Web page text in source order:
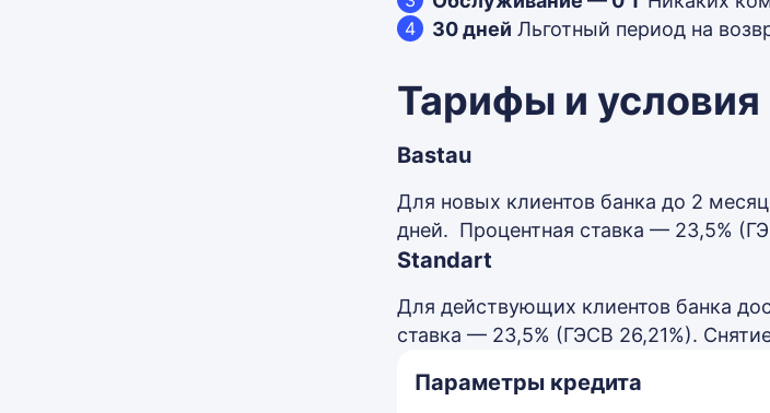
30 дней Льготный период на
Тарифы и условия
Bastau
Для новых клиентов банка до 2
дней. Процентная ставка — 23,5%
Standart
Для действующих клиентов банка
ставка — 23,5% (ГЭСВ 26,21%).
Параметры кредита